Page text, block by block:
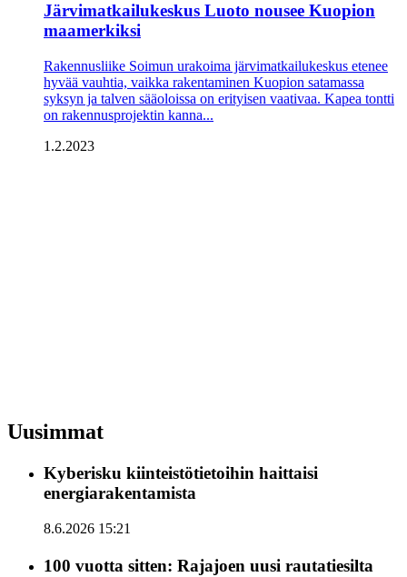
Järvimatkailukeskus Luoto nousee Kuopion
maamerkiksi
Rakennusliike Soimun urakoima järvimatkailukeskus etenee
hyvää vauhtia, vaikka rakentaminen Kuopion satamassa
syksyn ja talven sääoloissa on erityisen vaativaa. Kapea tontti
on rakennusprojektin kanna...
1.2.2023
Uusimmat
Kyberisku kiinteistötietoihin haittaisi
energiarakentamista
8.6.2026 15:21
100 vuotta sitten: Rajajoen uusi rautatiesilta